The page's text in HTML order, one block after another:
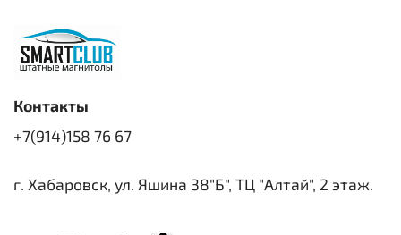
Контакты
+7(914)158 76 67
г. Хабаровск, ул. Яшина 38"Б", ТЦ "Алтай", 2 этаж.